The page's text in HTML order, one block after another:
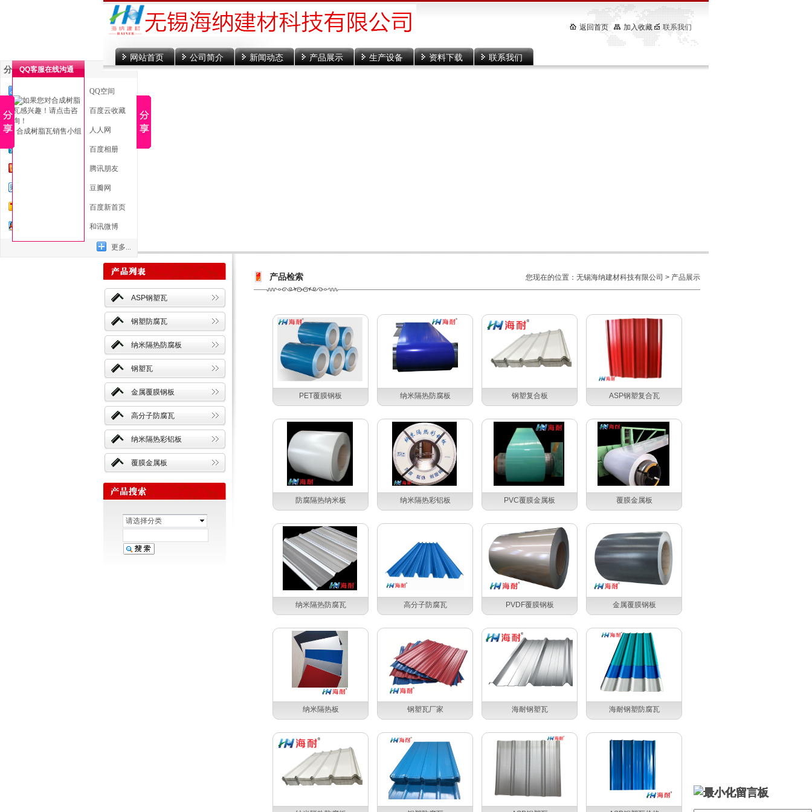
网站首页 公司简介 新闻动态 产品展示 生产设备 资料下载 联系我们
返回首页 加入收藏 联系我们
产品检索
PET覆膜钢板 纳米隔热防腐板 钢塑复合板 ASP钢塑复合瓦
防腐隔热纳米板 纳米隔热彩铝板 PVC覆膜金属板 覆膜金属板
纳米隔热防腐瓦 高分子防腐瓦 PVDF覆膜钢板 金属覆膜钢板
纳米隔热板 钢塑瓦厂家 海耐钢塑瓦 海耐钢塑防腐瓦
ASP钢塑瓦
钢塑防腐瓦
纳米隔热防腐板
钢塑瓦
金属覆膜钢板
高分子防腐瓦
纳米隔热彩铝板
覆膜金属板
您现在的位置： 无锡海纳建材科技有限公司 > 产品展示
请选择分类
留言板
留言板
留言板
留言板
留言板
留言板
分享到
QQ空间
新浪微博 百度云收藏
微信 人人网
百度相册
腾讯朋友
豆瓣网
百度新首页
和讯微博
更多...
QQ客服在线沟通
合成树脂瓦销售小组